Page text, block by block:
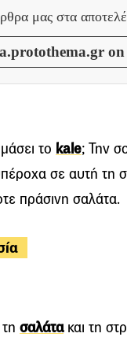
μας στα
on
το kale; Την
σε αυτή τη
πράσινη σαλάτα.
σαλάτακαι τη